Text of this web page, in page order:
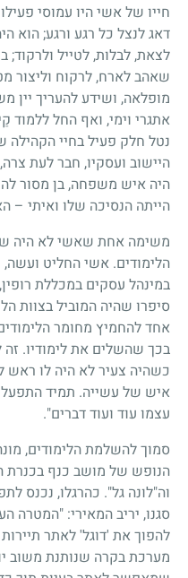
חייו של אשי היו עמוסי
דאג לנצל כל רגע ורגע; הוא
לצאת, לבלות, לטייל
שאהב לארח, לרקוח וליצור
מופלאה, ושידע להעריך יין
אתגרי וימי, ואף החל ללמוד
נטל חלק פעיל בחיי
היישוב ועסקיו, חבר לעת
היה איש משפחה, בן מסור
הייתה הנסיכה שלו ואיתי –
משימה אחת שאשי לא היה
הלימודים. אשי החליט
במינהל עסקים במכללת
סיפרו שהיה המוביל בצוות
אחד להחמיץ מחומר
בכך שהשלים את לימודיו.
כשהיה צעיר לא היה לו ראש
איש של עשייה. תמיד
עצמו עוד ועוד דברים".
סמוך להשלמת הלימודים,
הנופש של מושב כנף בכנרת
וה"לונה גל". כהרגלו, נכנס
סגנו, יריב המאירי: "המטרה
להפוך את 'דוגל' לאתר
מערכת בקרה שנותנת משוב